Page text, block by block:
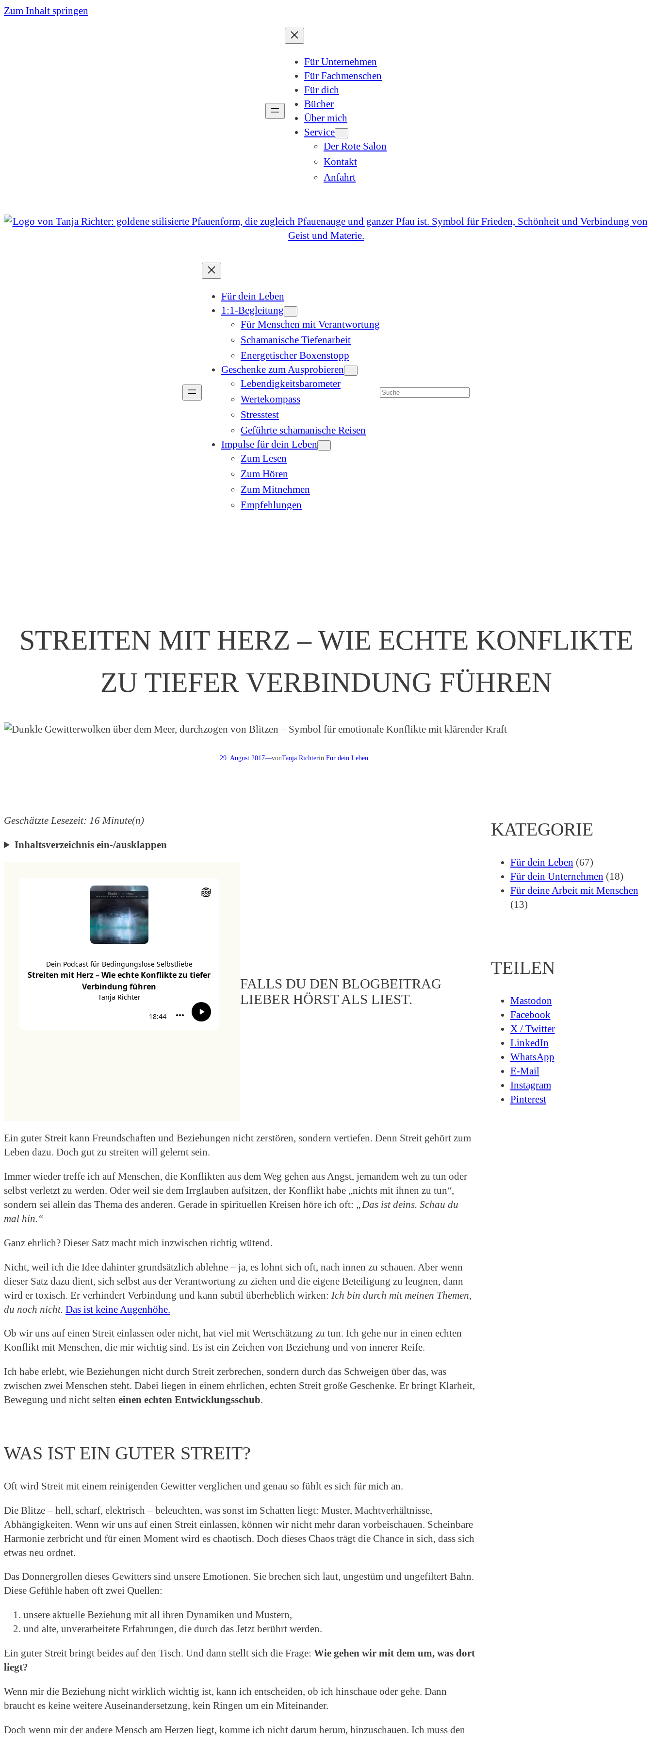
Zum
Zum Inhalt springen
Für Unternehmen
Für Fachmenschen
Für dich
Bücher
Über mich
Service
Der Rote Salon
Kontakt
Anfahrt
Für dein Leben
1:1-Begleitung
Für Menschen mit Verantwortung
Schamanische Tiefenarbeit
Energetischer Boxenstopp
Geschenke zum Ausprobieren
Lebendigkeitsbarometer
Wertekompass
Stresstest
Geführte schamanische Reisen
Impulse für dein Leben
Zum Lesen
Zum Hören
Zum Mitnehmen
Empfehlungen
Suchen
STREITEN MIT HERZ – WIE ECHTE KONFLIKTE
ZU TIEFER VERBINDUNG FÜHREN
29. August 2017—vonTanja Richterin Für dein Leben
Geschätzte Lesezeit: 16 Minute(n)
Inhaltsverzeichnis ein-/ausklappen
FALLS DU DEN BLOGBEITRAG
LIEBER HÖRST ALS LIEST.
Ein guter Streit kann Freundschaften und Beziehungen nicht zerstören, sondern vertiefen. Denn Streit gehört zum
Leben dazu. Doch gut zu streiten will gelernt sein.
Immer wieder treffe ich auf Menschen, die Konflikten aus dem Weg gehen aus Angst, jemandem weh zu tun oder
selbst verletzt zu werden. Oder weil sie dem Irrglauben aufsitzen, der Konflikt habe „nichts mit ihnen zu tun“,
sondern sei allein das Thema des anderen. Gerade in spirituellen Kreisen höre ich oft: „Das ist deins. Schau du
mal hin.“
Ganz ehrlich? Dieser Satz macht mich inzwischen richtig wütend.
Nicht, weil ich die Idee dahinter grundsätzlich ablehne – ja, es lohnt sich oft, nach innen zu schauen. Aber wenn
dieser Satz dazu dient, sich selbst aus der Verantwortung zu ziehen und die eigene Beteiligung zu leugnen, dann
wird er toxisch. Er verhindert Verbindung und kann subtil überheblich wirken: Ich bin durch mit meinen Themen,
du noch nicht. Das ist keine Augenhöhe.
Ob wir uns auf einen Streit einlassen oder nicht, hat viel mit Wertschätzung zu tun. Ich gehe nur in einen echten
Konflikt mit Menschen, die mir wichtig sind. Es ist ein Zeichen von Beziehung und von innerer Reife.
Ich habe erlebt, wie Beziehungen nicht durch Streit zerbrechen, sondern durch das Schweigen über das, was
zwischen zwei Menschen steht. Dabei liegen in einem ehrlichen, echten Streit große Geschenke. Er bringt Klarheit,
Bewegung und nicht selten einen echten Entwicklungsschub.
WAS IST EIN GUTER STREIT?
Oft wird Streit mit einem reinigenden Gewitter verglichen und genau so fühlt es sich für mich an.
Die Blitze – hell, scharf, elektrisch – beleuchten, was sonst im Schatten liegt: Muster, Machtverhältnisse,
Abhängigkeiten. Wenn wir uns auf einen Streit einlassen, können wir nicht mehr daran vorbeischauen. Scheinbare
Harmonie zerbricht und für einen Moment wird es chaotisch. Doch dieses Chaos trägt die Chance in sich, dass sich
etwas neu ordnet.
Das Donnergrollen dieses Gewitters sind unsere Emotionen. Sie brechen sich laut, ungestüm und ungefiltert Bahn.
Diese Gefühle haben oft zwei Quellen:
unsere aktuelle Beziehung mit all ihren Dynamiken und Mustern,
und alte, unverarbeitete Erfahrungen, die durch das Jetzt berührt werden.
Ein guter Streit bringt beides auf den Tisch. Und dann stellt sich die Frage: Wie gehen wir mit dem um, was dort
liegt?
Wenn mir die Beziehung nicht wirklich wichtig ist, kann ich entscheiden, ob ich hinschaue oder gehe. Dann
braucht es keine weitere Auseinandersetzung, kein Ringen um ein Miteinander.
Doch wenn mir der andere Mensch am Herzen liegt, komme ich nicht darum herum, hinzuschauen. Ich muss den
KATEGORIE
Für dein Leben (67)
Für dein Unternehmen (18)
Für deine Arbeit mit Menschen
(13)
TEILEN
Mastodon
Facebook
X / Twitter
LinkedIn
WhatsApp
E-Mail
Instagram
Pinterest